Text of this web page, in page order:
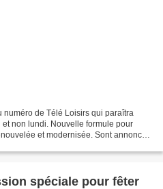
de Télé Loisirs qui paraîtra
non lundi. Nouvelle formule pour
et modernisée. Sont annoncés
spéciale pour fêter